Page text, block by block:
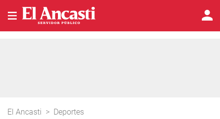
El Ancasti > Deportes